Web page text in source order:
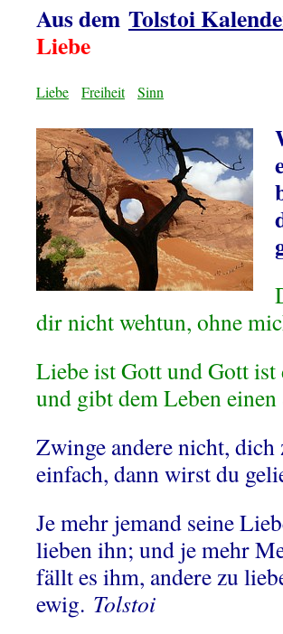
Aus dem Tolstoi
Liebe
Liebe Freiheit Sinn
dir nicht wehtun, ohne
Liebe ist Gott und Gott ist
und gibt dem Leben
Zwinge andere nicht,
einfach, dann wirst du
Je mehr jemand seine
lieben ihn; und je mehr
fällt es ihm, andere zu
ewig. Tolstoi